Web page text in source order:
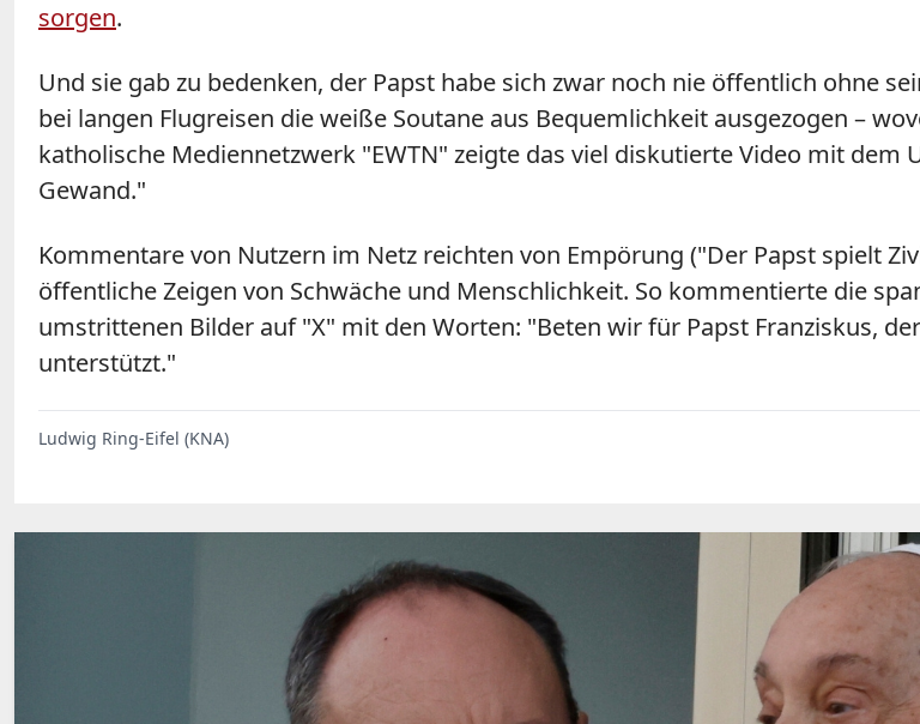
sorgen.
Und sie gab zu bedenken, der Papst habe sich zwar noch nie öffentlich ohne
bei langen Flugreisen die weiße Soutane aus Bequemlichkeit ausgezogen –
katholische Mediennetzwerk "EWTN" zeigte das viel diskutierte Video mit
Gewand."
Kommentare von Nutzern im Netz reichten von Empörung ("Der Papst spielt
öffentliche Zeigen von Schwäche und Menschlichkeit. So kommentierte die
umstrittenen Bilder auf "X" mit den Worten: "Beten wir für Papst Franziskus,
unterstützt."
Ludwig Ring-Eifel (KNA)